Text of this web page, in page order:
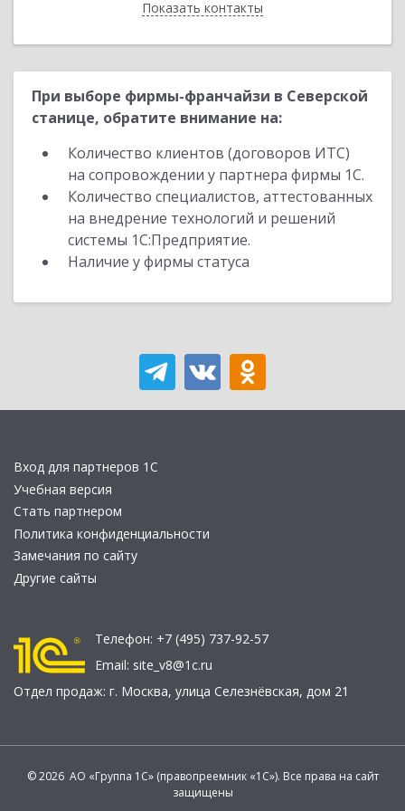
Показать контакты
Назад
При выборе фирмы-франчайзи в Северской
станице, обратите внимание на:
Количество клиентов (договоров ИТС)
на сопровождении у партнера фирмы 1С.
Количество специалистов, аттестованных
на внедрение технологий и решений
системы 1С:Предприятие.
Наличие у фирмы статуса
Вход для партнеров 1С
Учебная версия
Стать партнером
Политика конфиденциальности
Замечания по сайту
Другие сайты
Телефон: +7 (495) 737-92-57
Email: site_v8@1c.ru
Отдел продаж: г. Москва, улица Селезнёвская, дом 21
© 2026 АО «Группа 1С» (правопреемник «1С»). Все права на сайт
защищены